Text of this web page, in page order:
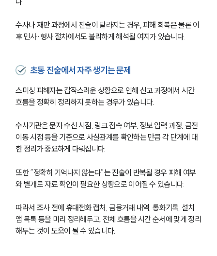
수사나 재판 과정에서 진술이 달라지는 경우, 피해 회복은 물론 이
후 민사·형사 절차에서도 불리하게 해석될 여지가 있습니다.
초동 진술에서 자주 생기는 문제
스미싱 피해자는 갑작스러운 상황으로 인해 신고 과정에서 시간
흐름을 정확히 정리하지 못하는 경우가 있습니다.
수사기관은 문자 수신 시점, 링크 접속 여부, 정보 입력 과정, 금전
이동 시점 등을 기준으로 사실관계를 확인하는 만큼 각 단계에 대
한 정리가 중요하게 다뤄집니다.
또한 “정확히 기억나지 않는다”는 진술이 반복될 경우 피해 여부
와 별개로 자료 확인이 필요한 상황으로 이어질 수 있습니다.
따라서 조사 전에 휴대전화 캡처, 금융거래 내역, 통화기록, 설치
앱 목록 등을 미리 정리해두고, 전체 흐름을 시간 순서에 맞게 정리
해두는 것이 도움이 될 수 있습니다.